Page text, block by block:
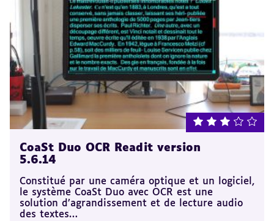
note : 3 sur 5
CoaSt Duo OCR Readit version
5.6.14
Constitué par une caméra optique et un logiciel,
le système CoaSt Duo avec OCR est une
solution d’agrandissement et de lecture audio
des textes…